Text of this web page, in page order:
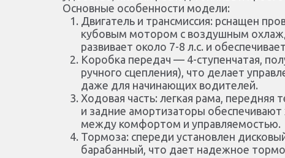
Основные особенности модели:
Двигатель и трансмиссия: рснащен
кубовым мотором с воздушным
развивает около 7-8 л.с. и
Коробка передач — 4-ступенчатая,
ручного сцепления), что делает
даже для начинающих водителей.
Ходовая часть: легкая рама, передняя
и задние амортизаторы
между комфортом и управляемостью.
Тормоза: спереди установлен
барабанный, что дает надежное